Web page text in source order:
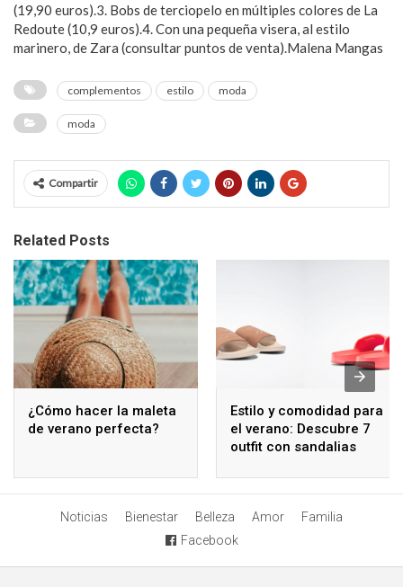
(19,90 euros).3. Bobs de terciopelo en múltiples colores de La
Redoute (10,9 euros).4. Con una pequeña visera, al estilo
marinero, de Zara (consultar puntos de venta).Malena Mangas
complementos estilo moda
moda
Compartir
Related Posts
¿Cómo hacer la maleta
de verano perfecta?
Estilo y comodidad para
el verano: Descubre 7
outfit con sandalias
Noticias Bienestar Belleza Amor
Familia
Facebook